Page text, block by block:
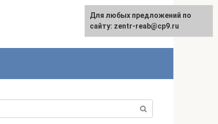
Для любых предложений по
сайту: zentr-reab@cp9.ru